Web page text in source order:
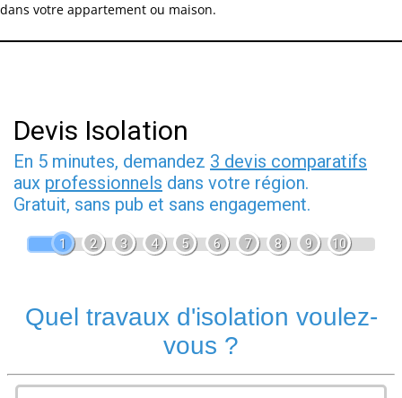
dans votre appartement ou maison.
Devis Isolation
En 5 minutes, demandez 3 devis comparatifs
aux professionnels dans votre région.
Gratuit, sans pub et sans engagement.
1 2 3 4 5 6 7 8 9 10
Quel travaux d'isolation voulez-
vous ?